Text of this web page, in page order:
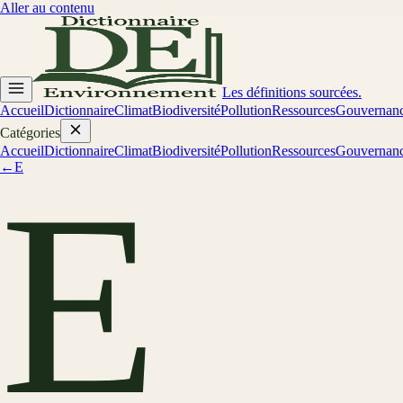
Aller au contenu
Les définitions sourcées.
AccueilDictionnaireClimatBiodiversitéPollutionRessources
Catégories
AccueilDictionnaireClimatBiodiversitéPollutionRessources
←E
E